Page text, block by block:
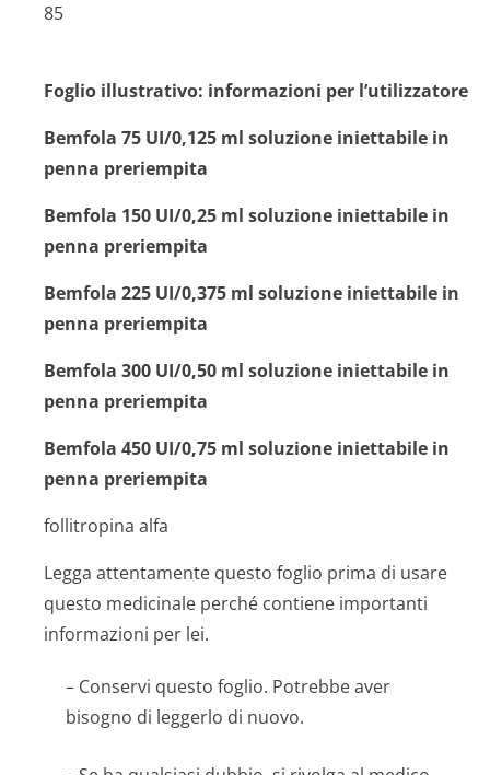
85
Foglio illustrativo: informazioni per l’utilizzatore
Bemfola 75 UI/0,125 ml soluzione iniettabile in
penna preriempita
Bemfola 150 UI/0,25 ml soluzione iniettabile in
penna preriempita
Bemfola 225 UI/0,375 ml soluzione iniettabile in
penna preriempita
Bemfola 300 UI/0,50 ml soluzione iniettabile in
penna preriempita
Bemfola 450 UI/0,75 ml soluzione iniettabile in
penna preriempita
follitropina alfa
Legga attentamente questo foglio prima di usare
questo medicinale perché contiene importanti
informazioni per lei.
– Conservi questo foglio. Potrebbe aver
bisogno di leggerlo di nuovo.